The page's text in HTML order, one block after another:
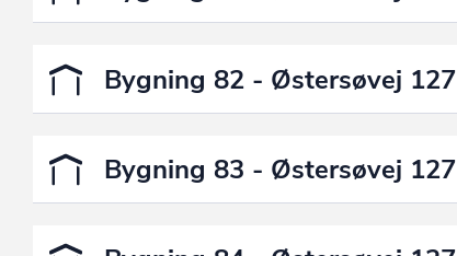
Bygning 82 - Østersøvej 127
Bygning 83 - Østersøvej 127